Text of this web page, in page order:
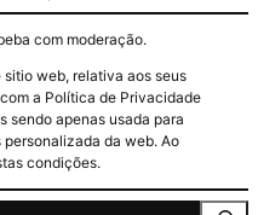
com moderação.
web, relativa aos seus
a Política de Privacidade
sendo apenas usada para
da web. Ao
condições.